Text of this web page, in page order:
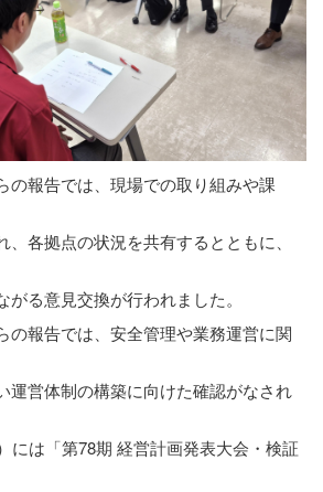
の報告では、現場での取り組みや課
各拠点の状況を共有するとともに、
る意見交換が行われました。
の報告では、安全管理や業務運営に関
運営体制の構築に向けた確認がなされ
には「第78期 経営計画発表大会・検証